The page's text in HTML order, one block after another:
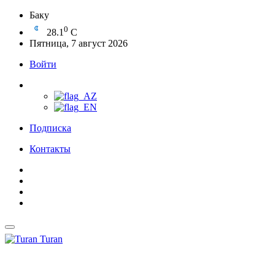
Баку
28.1 0 C
Пятница, 7 август 2026
Войти
Подписка
Контакты
Turan